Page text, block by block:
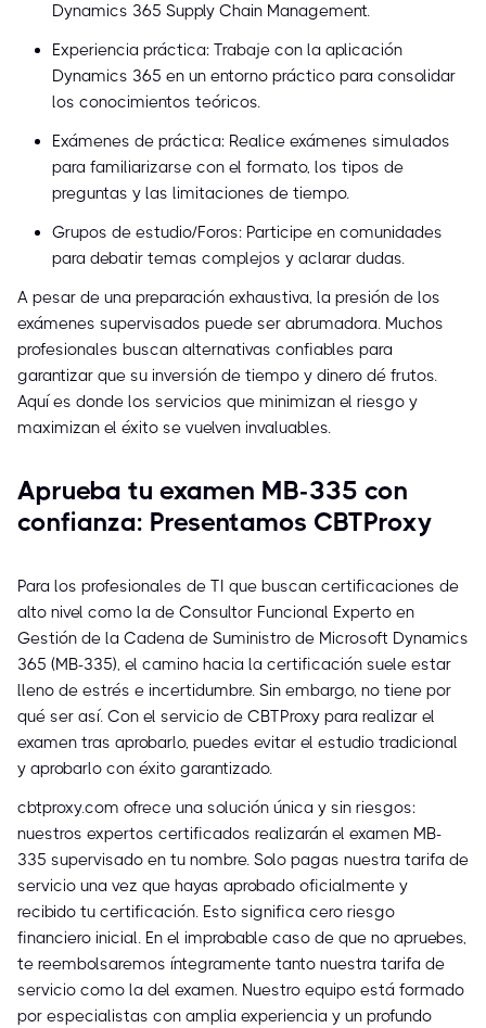
Dynamics 365 Supply Chain Management.
Experiencia práctica: Trabaje con la aplicación
Dynamics 365 en un entorno práctico para consolidar
los conocimientos teóricos.
Exámenes de práctica: Realice exámenes simulados
para familiarizarse con el formato, los tipos de
preguntas y las limitaciones de tiempo.
Grupos de estudio/Foros: Participe en comunidades
para debatir temas complejos y aclarar dudas.
A pesar de una preparación exhaustiva, la presión de los
exámenes supervisados puede ser abrumadora. Muchos
profesionales buscan alternativas confiables para
garantizar que su inversión de tiempo y dinero dé frutos.
Aquí es donde los servicios que minimizan el riesgo y
maximizan el éxito se vuelven invaluables.
Aprueba tu examen MB-335 con
confianza: Presentamos CBTProxy
Para los profesionales de TI que buscan certificaciones de
alto nivel como la de Consultor Funcional Experto en
Gestión de la Cadena de Suministro de Microsoft Dynamics
365 (MB-335), el camino hacia la certificación suele estar
lleno de estrés e incertidumbre. Sin embargo, no tiene por
qué ser así. Con el servicio de CBTProxy para realizar el
examen tras aprobarlo, puedes evitar el estudio tradicional
y aprobarlo con éxito garantizado.
cbtproxy.com ofrece una solución única y sin riesgos:
nuestros expertos certificados realizarán el examen MB-
335 supervisado en tu nombre. Solo pagas nuestra tarifa de
servicio una vez que hayas aprobado oficialmente y
recibido tu certificación. Esto significa cero riesgo
financiero inicial. En el improbable caso de que no apruebes,
te reembolsaremos íntegramente tanto nuestra tarifa de
servicio como la del examen. Nuestro equipo está formado
por especialistas con amplia experiencia y un profundo